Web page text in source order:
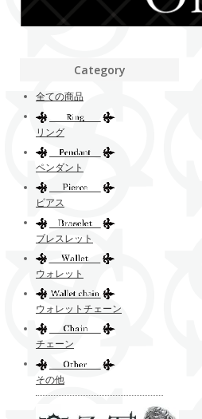
Category
全ての商品
リング
ペンダント
ピアス
ブレスレット
ウォレット
ウォレットチェーン
チェーン
その他